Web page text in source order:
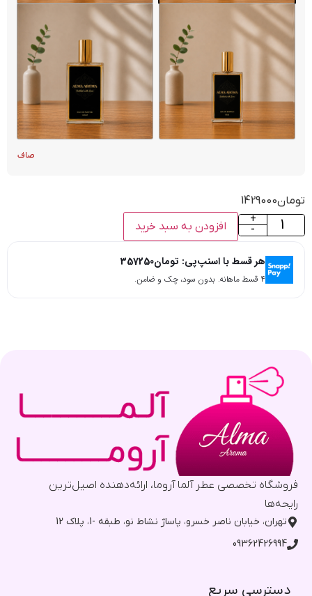
صاف
تومان1429000
-
+
افزودن به سبد خرید
هر قسط با اسنپ‌پی: تومان357250
۴ قسط ماهانه. بدون سود، چک و ضامن.
فروشگاه تخصصی عطر آلما آروما، ارائه‌دهنده اصیل‌ترین
رایحه‌ها
تهران، خیابان ناصر خسرو، پاساژ نشاط نو، طبقه -1، پلاک 12
09362426994
دسترسی سریع​